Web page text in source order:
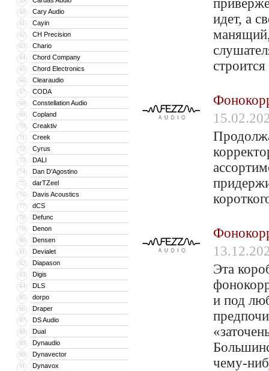
60 Cary Audio
61 Cayin
62 CH Precision
63 Chario
64 Chord Company
65 Chord Electronics
66 Clearaudio
67 CODA
68 Constellation Audio
69 Copland
70 Creaktiv
71 Creek
72 Cyrus
73 DALI
74 Dan D’Agostino
75 darTZeel
76 Davis Acoustics
77 dCS
78 Defunc
79 Denon
80 Densen
81 Devialet
82 Diapason
83 Digis
84 DLS
85 dorpo
86 Draper
87 DS Audio
88 Dual
89 Dynaudio
90 Dynavector
91 Dynavox
идет, а
манящий,
Эта
и под
чему-